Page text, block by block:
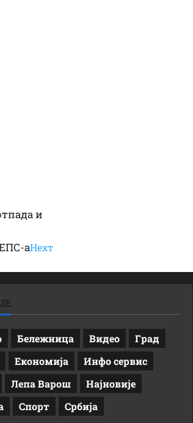
и
аНеxт
Бележница Видео
Град
Економија
Инфо сервис
Лепа Варош
Најновије
Спорт Србија